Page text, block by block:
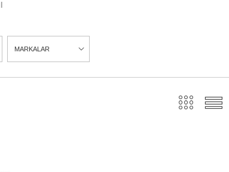
MARKALAR